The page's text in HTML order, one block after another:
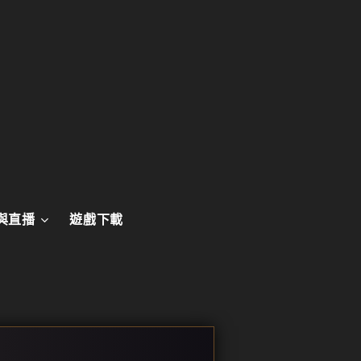
直播 遊戲下載